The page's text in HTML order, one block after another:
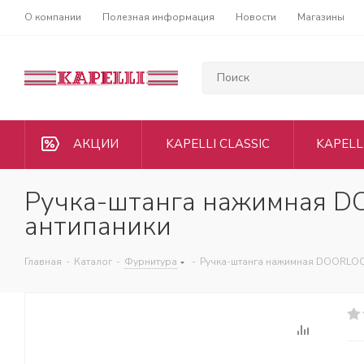
О компании Полезная информация Новости Магазины
АКЦИИ KAPELLI CLASSIC
Ручка-штанга нажимная
антипаники
Главная - Каталог - Фурнитура - Ручка-штанга нажимная